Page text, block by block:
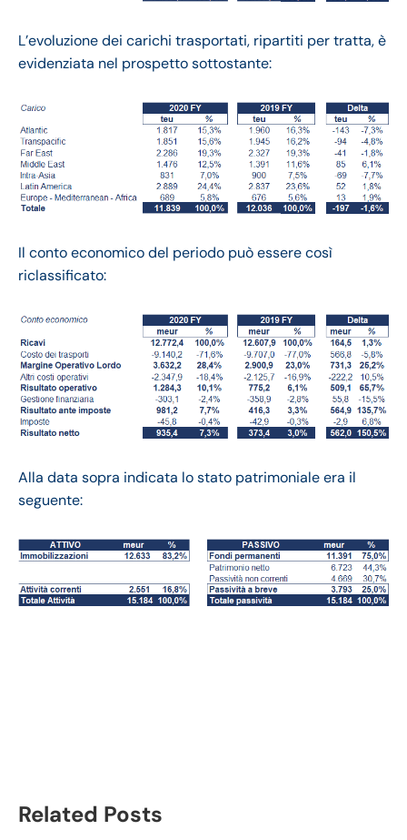
L’evoluzione dei carichi trasportati, ripartiti per tratta, è
evidenziata nel prospetto sottostante:
Il conto economico del periodo può essere così
riclassificato:
Alla data sopra indicata lo stato patrimoniale era il
seguente:
Related Posts